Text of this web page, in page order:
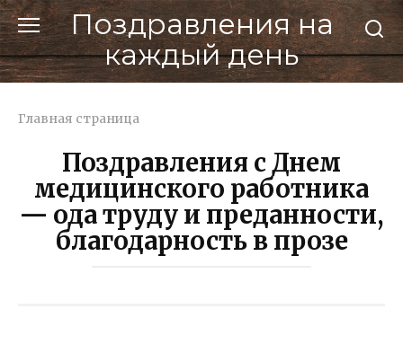
Перейти
к
контенту
Поздравления на
каждый день
Главная страница
Поздравления с Днем
медицинского работника
— ода труду и преданности,
благодарность в прозе